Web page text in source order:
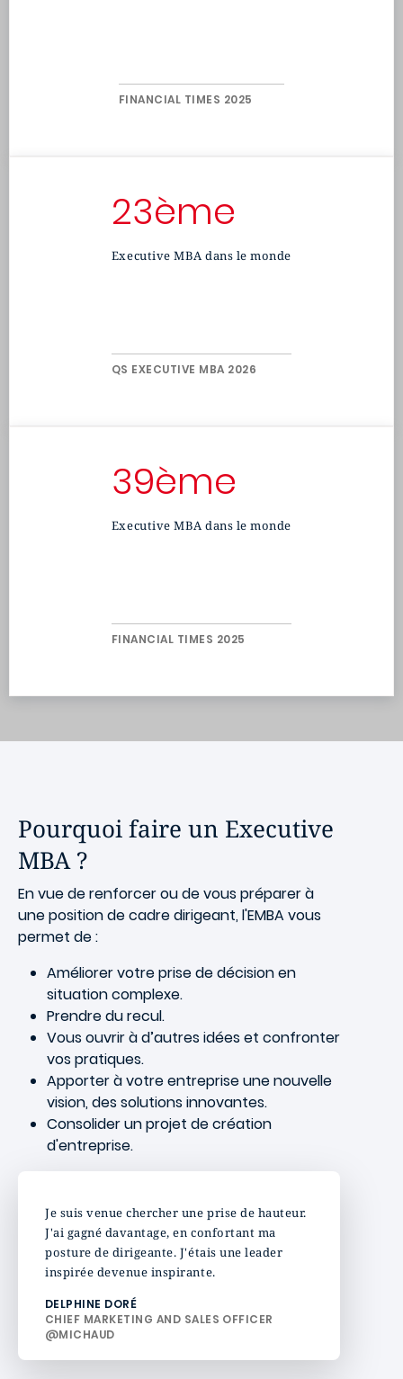
FINANCIAL TIMES 2025
23ème
Executive MBA dans le monde
QS EXECUTIVE MBA 2026
39ème
Executive MBA dans le monde
FINANCIAL TIMES 2025
Pourquoi faire un Executive
MBA ?
En vue de renforcer ou de vous préparer à
une position de cadre dirigeant, l'EMBA vous
permet de :
Améliorer votre prise de décision en
situation complexe.
Prendre du recul.
Vous ouvrir à d’autres idées et confronter
vos pratiques.
Apporter à votre entreprise une nouvelle
vision, des solutions innovantes.
Consolider un projet de création
d'entreprise.
Je suis venue chercher une prise de hauteur.
J'ai gagné davantage, en confortant ma
posture de dirigeante. J'étais une leader
inspirée devenue inspirante.
DELPHINE DORÉ
CHIEF MARKETING AND SALES OFFICER
@MICHAUD